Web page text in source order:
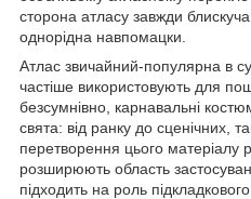
сторона атласу завжди
однорідна навпомацки.
Атлас звичайний-популярна в
частіше використовують для
безсумнівно, карнавальні
свята: від ранку до сценічних,
перетворення цього матеріалу
розширюють область
підходить на роль